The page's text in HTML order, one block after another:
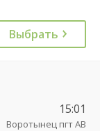
Выбрать
15:01
Воротынец пгт АВ